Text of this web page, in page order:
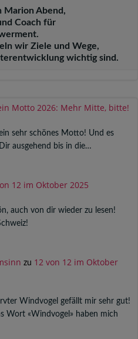
Marion Abend,
Coach für
wir Ziele und Wege,
wichtig sind.
Motto 2026: Mehr Mitte, bitte!
sehr schönes Motto! Und es
ausgehend bis in die…
12 im Oktober 2025
auch von dir wieder zu lesen!
zu 12 von 12 im Oktober
Windvogel gefällt mir sehr gut!
Wort «Windvogel» haben mich